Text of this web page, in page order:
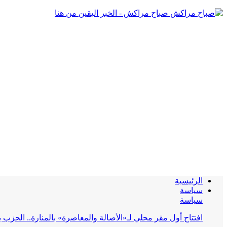
صباح مراكش - الخبر اليقين من هنا
الرئيسية
سياسة
سياسة
افتتاح أول مقر محلي لـ«الأصالة والمعاصرة» بالمنارة..